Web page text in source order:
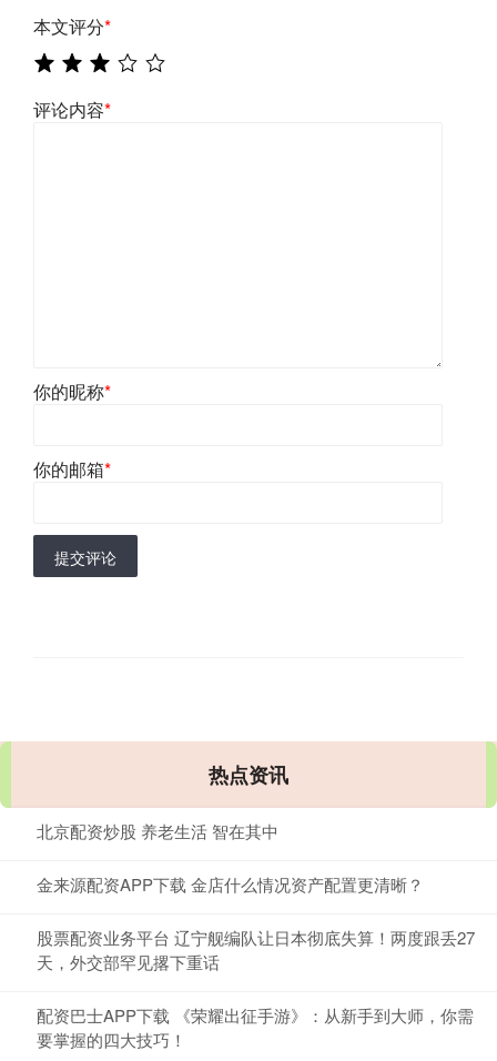
本文评分*
评论内容*
你的昵称*
你的邮箱*
提交评论
热点资讯
北京配资炒股 养老生活 智在其中
金来源配资APP下载 金店什么情况资产配置更清晰？
股票配资业务平台 辽宁舰编队让日本彻底失算！两度跟丢27
天，外交部罕见撂下重话
配资巴士APP下载 《荣耀出征手游》：从新手到大师，你需
要掌握的四大技巧！